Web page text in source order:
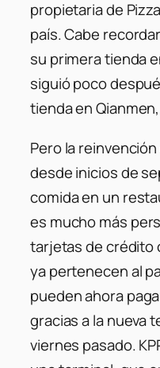
propietaria de
país. Cabe
su primera tienda
siguió poco
tienda en
Pero la
desde inicios de
comida en un
es mucho más
tarjetas de crédito
ya pertenecen al
pueden ahora
gracias a la nueva
viernes pasado.